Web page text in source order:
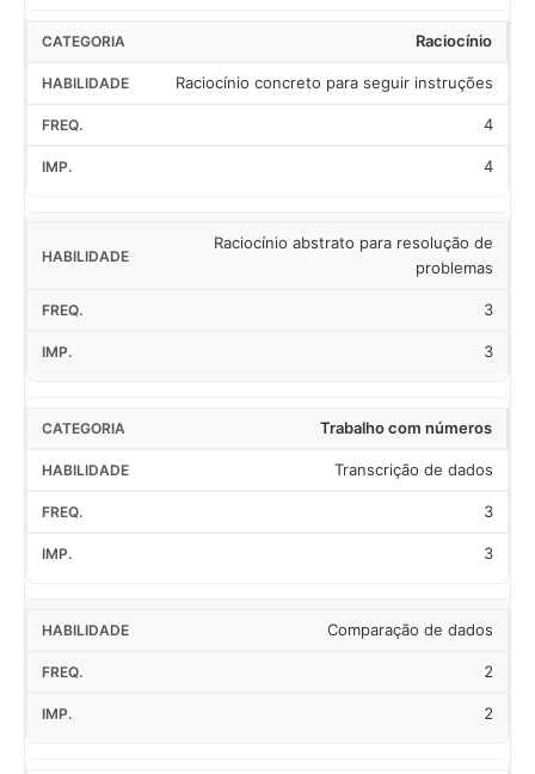
Raciocínio
Raciocínio concreto para seguir instruções
4
4
Raciocínio abstrato para resolução de
problemas
3
3
Trabalho com números
Transcrição de dados
3
3
Comparação de dados
2
2